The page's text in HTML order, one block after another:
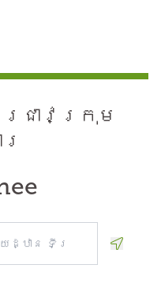
រាវ​ក្រុម